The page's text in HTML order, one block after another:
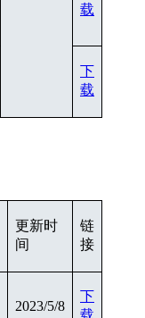
载
下
载
更新时
间
链
接
2023/5/8
下